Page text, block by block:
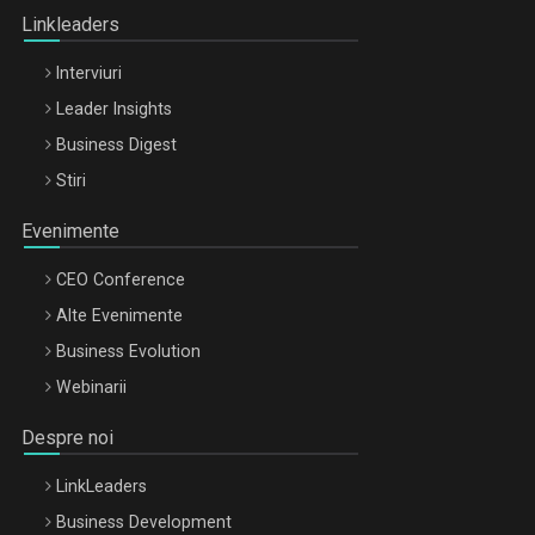
Linkleaders
Interviuri
Leader Insights
Business Digest
Stiri
Evenimente
CEO Conference
Alte Evenimente
Business Evolution
Webinarii
Despre noi
LinkLeaders
Business Development